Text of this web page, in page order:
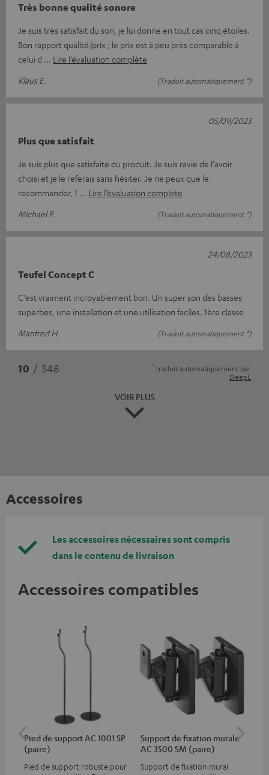
Très bonne qualité sonore
Je suis très satisfait du son, je lui donne en tout cas cinq étoiles.
Bon rapport qualité/prix ; le prix est à peu près comparable à
celui d
Lire l’évaluation complète
Klaus E.
(Traduit automatiquement *)
Plus que satisfait
Je suis plus que satisfaite du produit. Je suis ravie de l'avoir
choisi et je le referais sans hésiter. Je ne peux que le
recommander, 1
Lire l’évaluation complète
Michael P.
(Traduit automatiquement *)
05/09/2023
Teufel Concept C
C'est vraiment incroyablement bon. Un super son des basses
superbes, une installation et une utilisation faciles. 1ère classe
Manfred H.
(Traduit automatiquement *)
24/08/2023
10 / 348 * traduit automatiquement par
DeepL
VOIR PLUS
Accessoires
Les accessoires nécessaires sont compris
dans le contenu de livraison
Accessoires compatibles
Pied de support AC 1001 SP
(paire)
Pied de support robuste pour
Support de fixation murale
AC 3500 SM (paire)
Support de fixation mural